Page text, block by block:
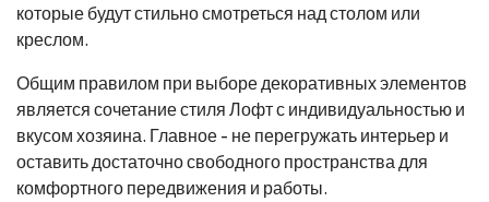
которые будут стильно смотреться над столом или
креслом.
Общим правилом при выборе декоративных элементов
является сочетание стиля Лофт с индивидуальностью и
вкусом хозяина. Главное - не перегружать интерьер и
оставить достаточно свободного пространства для
комфортного передвижения и работы.